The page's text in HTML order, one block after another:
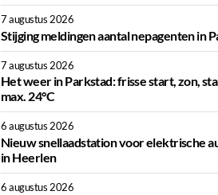
7 augustus 2026
Stijging meldingen aantal nepagenten in
7 augustus 2026
Het weer in Parkstad: frisse start, zon,
max. 24°C
6 augustus 2026
Nieuw snellaadstation voor elektrische
in Heerlen
6 augustus 2026